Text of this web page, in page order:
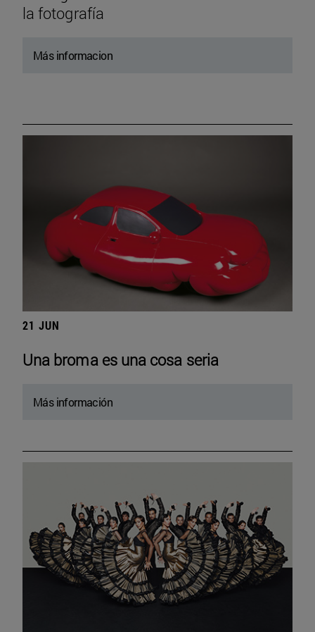
la fotografía
Más informacion
21 JUN
Una broma es una cosa seria
Más información